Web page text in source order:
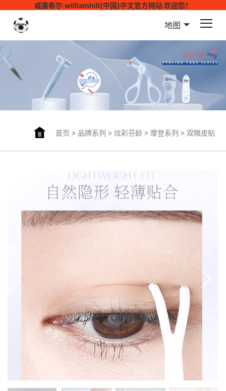
威廉希尔·williamhill(中国)中文官方网站 欢迎您！
地图
首页 > 品牌系列 > 炫彩芬龄 > 摩登系列 > 双眼皮贴